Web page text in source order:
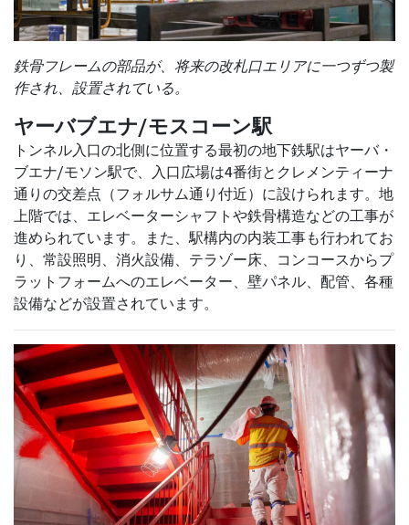
鉄骨フレームの部品が、将来の改札口エリアに一つずつ製
作され、設置されている。
ヤーバブエナ/モスコーン駅
トンネル入口の北側に位置する最初の地下鉄駅はヤーバ・
ブエナ/モソン駅で、入口広場は4番街とクレメンティーナ
通りの交差点（フォルサム通り付近）に設けられます。地
上階では、エレベーターシャフトや鉄骨構造などの工事が
進められています。また、駅構内の内装工事も行われてお
り、常設照明、消火設備、テラゾー床、コンコースからプ
ラットフォームへのエレベーター、壁パネル、配管、各種
設備などが設置されています。